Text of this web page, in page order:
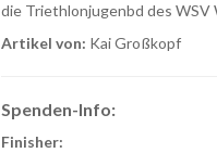
die Triethlonjugenbd des
Artikel von: Kai Großkopf
Spenden-Info:
Finisher: